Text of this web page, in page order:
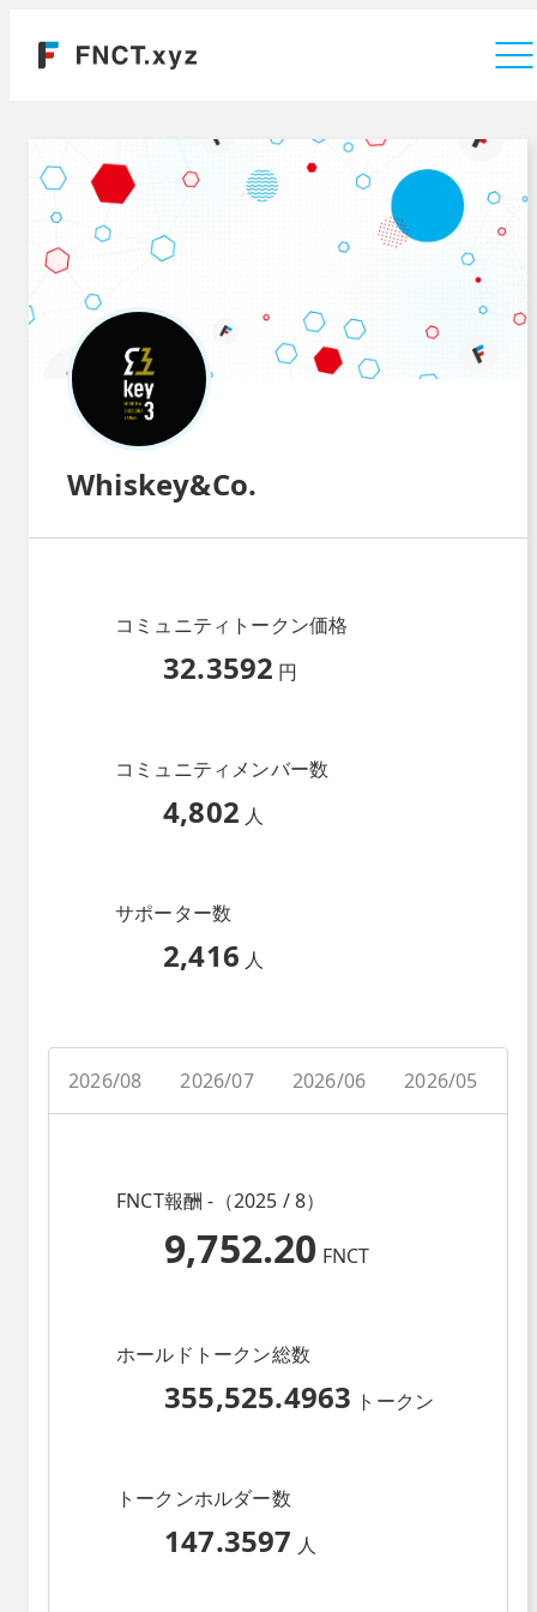
Whiskey&Co.
コミュニティトークン価格
32.3592 円
コミュニティメンバー数
4,802 人
サポーター数
2,416 人
2026/08 2026/07 2026/06 2026/05
FNCT報酬 -（2025 / 8）
9,752.20 FNCT
ホールドトークン総数
355,525.4963 トークン
トークンホルダー数
147.3597 人